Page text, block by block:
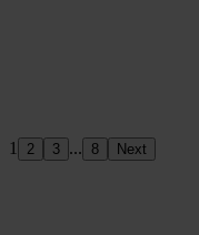
1
2 3 ... 8 Next